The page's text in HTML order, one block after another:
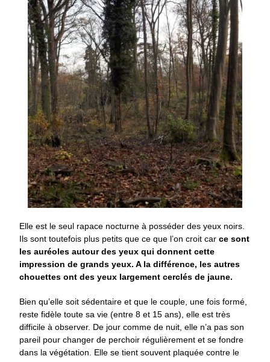
Elle est le seul rapace nocturne à posséder des yeux noirs.
Ils sont toutefois plus petits que ce que l’on croit carce sont
les auréoles autour des yeux qui donnent cette
impression de grands yeux. A la différence, les autres
chouettes ont des yeux largement cerclés de jaune.
Bien qu’elle soit sédentaire et que le couple, une fois formé,
reste fidèle toute sa vie (entre 8 et 15 ans), elle est très
difficile à observer. De jour comme de nuit, elle n’a pas son
pareil pour changer de perchoir régulièrement et se fondre
dans la végétation. Elle se tient souvent plaquée contre le